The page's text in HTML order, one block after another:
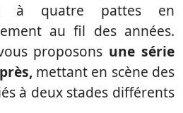
à quatre pattes en
au fil des années.
proposons une série
mettant en scène des
à deux stades différents